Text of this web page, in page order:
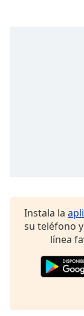
Instala la
su teléfono
línea